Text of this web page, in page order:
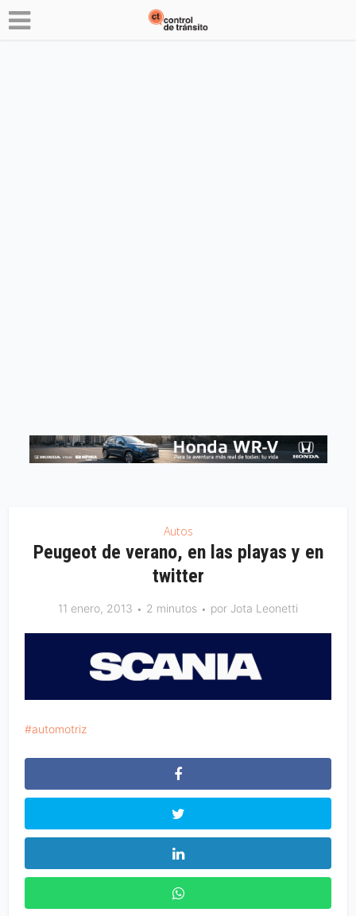
Autos
Peugeot de verano, en las playas y en
twitter
11 enero, 2013 2 minutos por Jota Leonetti
automotriz